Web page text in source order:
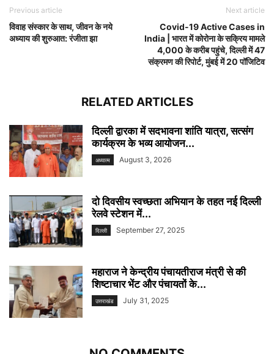
Previous article
विवाह संस्कार के साथ, जीवन के नये
अध्याय की शुरुआत: रंजीता झा
Next article
Covid-19 Active Cases in
India | भारत में कोरोना के सक्रिय मामले
4,000 के करीब पहुंचे, दिल्ली में 47
संक्रमण की रिपोर्ट, मुंबई में 20 पॉजिटिव
RELATED ARTICLES
दिल्ली द्वारका में सदभावना शांति यात्रा, सत्संग
कार्यक्रम के भव्य आयोजन...
अध्यात्म August 3, 2026
दो दिवसीय स्वच्छता अभियान के तहत नई दिल्ली
रेलवे स्टेशन में...
दिल्ली September 27, 2025
महाराज ने केन्द्रीय पंचायतीराज मंत्री से की
शिष्टाचार भेंट और पंचायतों के...
उत्तराखंड July 31, 2025